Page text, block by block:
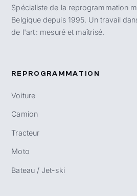
Spécialiste de la reprogrammation
Belgique depuis 1995. Un travail
de l'art : mesuré et maîtrisé.
REPROGRAMMATION
Voiture
Camion
Tracteur
Moto
Bateau / Jet-ski